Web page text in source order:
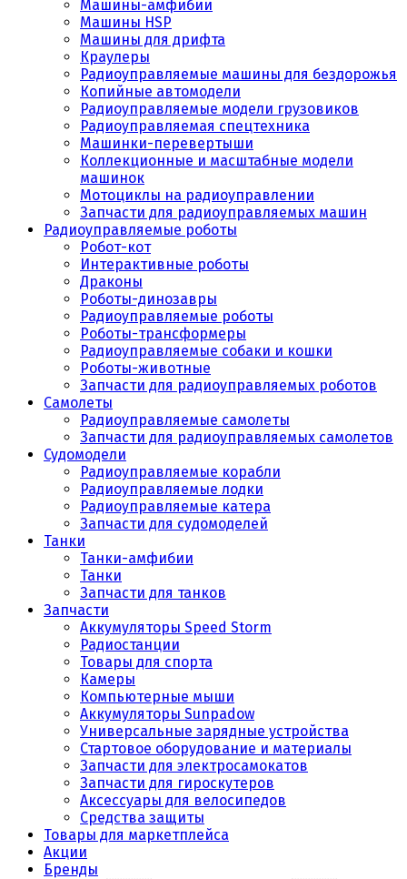
Машины-амфибии
Машины HSP
Машины для дрифта
Краулеры
Радиоуправляемые машины для бездорожья
Копийные автомодели
Радиоуправляемые модели грузовиков
Радиоуправляемая спецтехника
Машинки-перевертыши
Коллекционные и масштабные модели
машинок
Мотоциклы на радиоуправлении
Запчасти для радиоуправляемых машин
Радиоуправляемые роботы
Робот-кот
Интерактивные роботы
Драконы
Роботы-динозавры
Радиоуправляемые роботы
Роботы-трансформеры
Радиоуправляемые собаки и кошки
Роботы-животные
Запчасти для радиоуправляемых роботов
Самолеты
Радиоуправляемые самолеты
Запчасти для радиоуправляемых самолетов
Судомодели
Радиоуправляемые корабли
Радиоуправляемые лодки
Радиоуправляемые катера
Запчасти для судомоделей
Танки
Танки-амфибии
Танки
Запчасти для танков
Запчасти
Аккумуляторы Speed Storm
Радиостанции
Товары для спорта
Камеры
Компьютерные мыши
Аккумуляторы Sunpadow
Универсальные зарядные устройства
Стартовое оборудование и материалы
Запчасти для электросамокатов
Запчасти для гироскутеров
Аксессуары для велосипедов
Средства защиты
Товары для маркетплейса
Акции
Бренды